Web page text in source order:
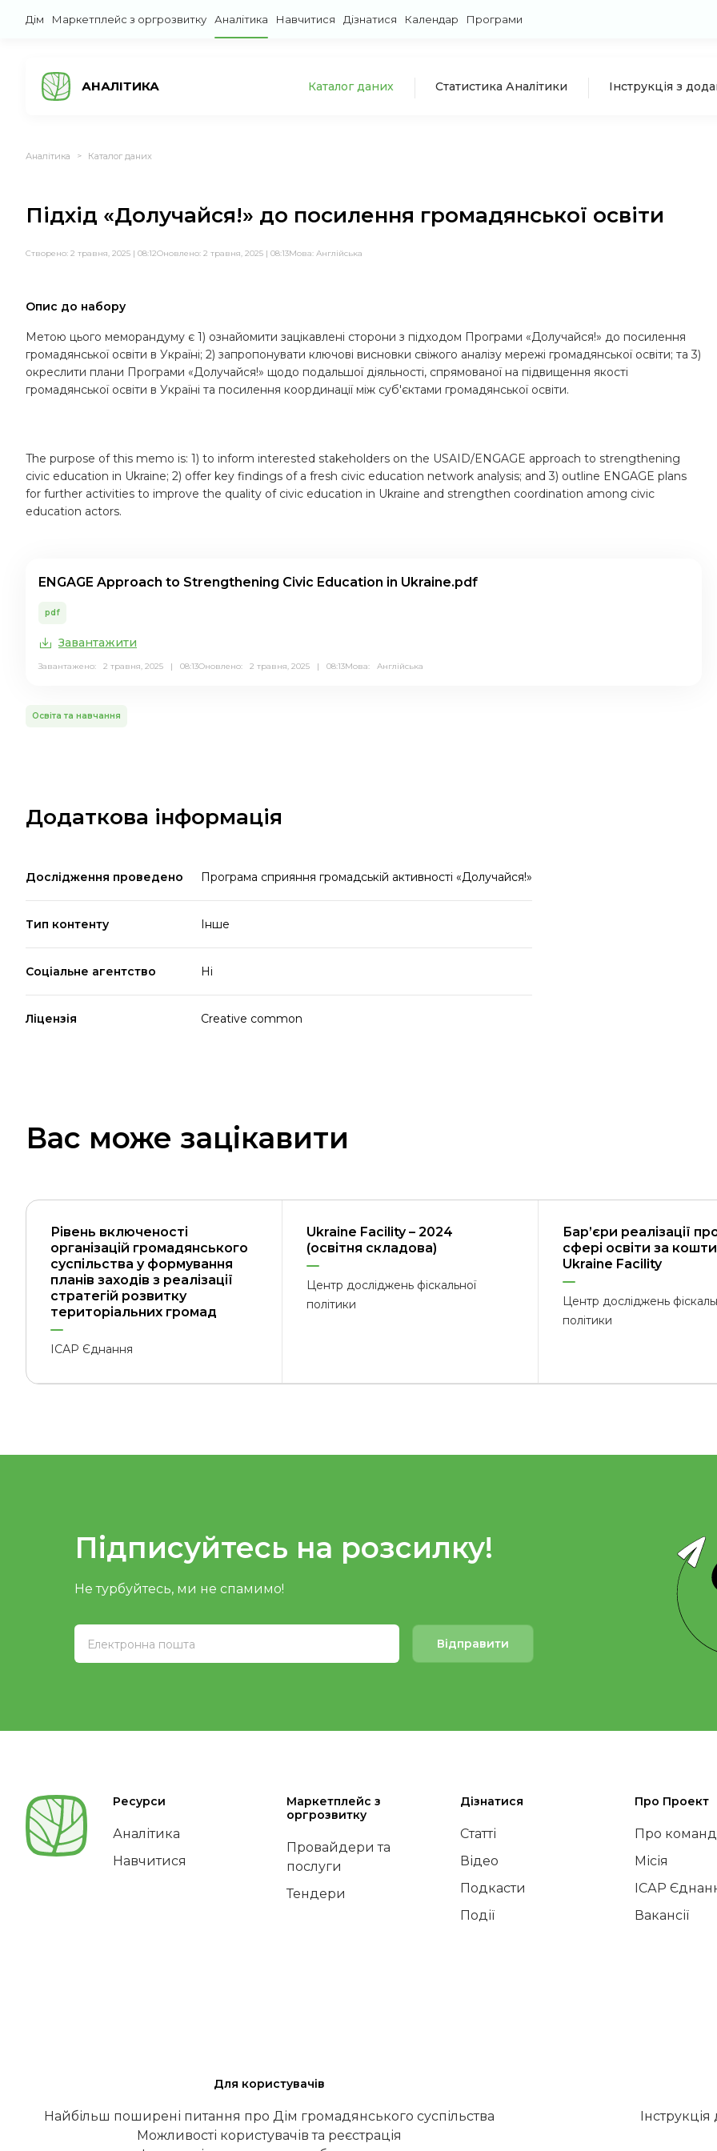
Дім Маркетплейс з оргрозвитку Аналітика Навчитися Дізнатися Календар Програми
АНАЛІТИКА Каталог даних Статистика Аналітики Інструкція з
Аналітика > Каталог даних
Підхід «Долучайся!» до посилення громадянської освіти
Створено: 2 травня, 2025 | 08:12Оновлено: 2 травня, 2025 | 08:13Мова: Англійська
Опис до набору
Метою цього меморандуму є 1) ознайомити зацікавлені сторони з підходом Програми «Долучайся!» до посилення
громадянської освіти в Україні; 2) запропонувати ключові висновки свіжого аналізу мережі громадянської освіти; та 3)
окреслити плани Програми «Долучайся!» щодо подальшої діяльності, спрямованої на підвищення якості
громадянської освіти в Україні та посилення координації між суб'єктами громадянської освіти.
The purpose of this memo is: 1) to inform interested stakeholders on the USAID/ENGAGE approach to strengthening
civic education in Ukraine; 2) offer key findings of a fresh civic education network analysis; and 3) outline ENGAGE plans
for further activities to improve the quality of civic education in Ukraine and strengthen coordination among civic
education actors.
ENGAGE Approach to Strengthening Civic Education in Ukraine.pdf
pdf
Завантажити
Завантажено: 2 травня, 2025 | 08:13Оновлено: 2 травня, 2025 | 08:13Мова: Англійська
Освіта та навчання
Додаткова інформація
Дослідження проведено Програма сприяння громадській активності «Долучайся!»
Тип контенту Інше
Соціальне агентство Ні
Ліцензія Creative common
Вас може зацікавити
Рівень включеності
організацій громадянського
суспільства у формування
планів заходів з реалізації
стратегій розвитку
територіальних громад
ІСАР Єднання
Ukraine Facility – 2024
(освітня складова)
Центр досліджень фіскальної
політики
Бар’єри реалізації
сфері освіти за кошти
Ukraine Facility
Центр досліджень
політики
Підписуйтесь на розсилку!
Не турбуйтесь, ми не спамимо!
Відправити
Ресурси
Аналітика
Навчитися
Маркетплейс з
оргрозвитку
Провайдери та
послуги
Тендери
Дізнатися
Статті
Відео
Подкасти
Події
Про Проект
Про
Місія
ІСАР
Вакансії
Для користувачів
Найбільш поширені питання про Дім громадянського суспільства
Можливості користувачів та реєстрація